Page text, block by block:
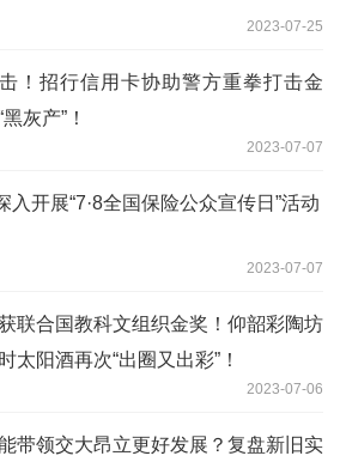
2023-07-25
！招行信用卡协助警方重拳打击金
黑灰产”！
2023-07-07
开展“7·8全国保险公众宣传日”活动
2023-07-07
联合国教科文组织金奖！仰韶彩陶坊
太阳酒再次“出圈又出彩”！
2023-07-06
带领交大昂立更好发展？复盘新旧实